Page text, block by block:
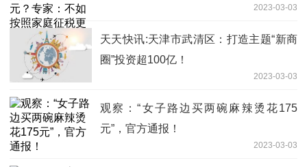
2023-03-03
天天快讯:天津市武清区：打造主题“新商
圈”投资超100亿！
2023-03-03
观察：“女子路边买两碗麻辣烫花175
元”，官方通报！
2023-03-03